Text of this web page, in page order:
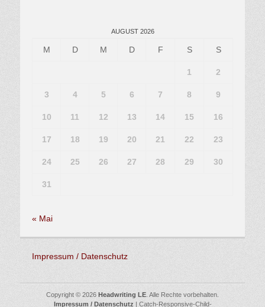
AUGUST 2026
M D M D F S S
1 2
3 4 5 6 7 8 9
10 11 12 13 14 15 16
17 18 19 20 21 22 23
24 25 26 27 28 29 30
31
« Mai
Impressum / Datenschutz
Copyright © 2026 Headwriting LE . Alle Rechte vorbehalten.
Impressum / Datenschutz | Catch-Responsive-Child-